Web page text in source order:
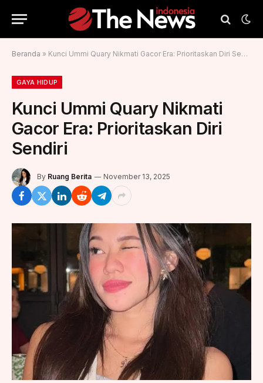
Beranda » Kunci Ummi Quary Nikmati Gacor Era: Prioritaskan Diri Sendiri
GAYA HIDUP
Kunci Ummi Quary Nikmati
Gacor Era: Prioritaskan Diri
Sendiri
By Ruang Berita November 13, 2025